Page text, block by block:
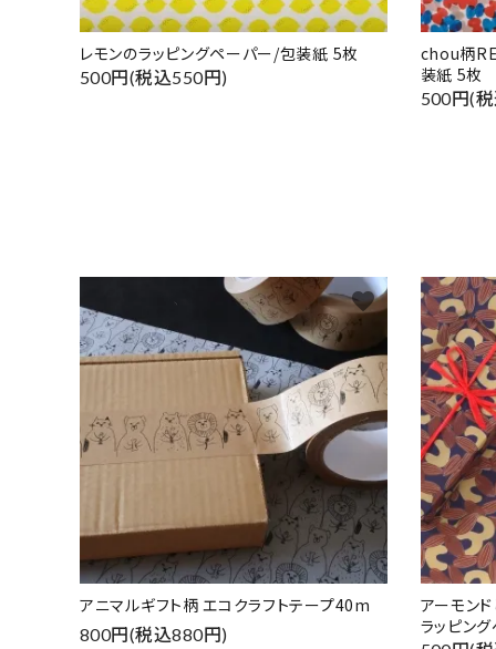
レモンのラッピングペーパー/包装紙 5枚
500円(税込550円)
chou柄
装紙 5枚
500円(
アニマルギフト柄 エコクラフトテープ40m
800円(税込880円)
favorite
アーモン
ラッピン